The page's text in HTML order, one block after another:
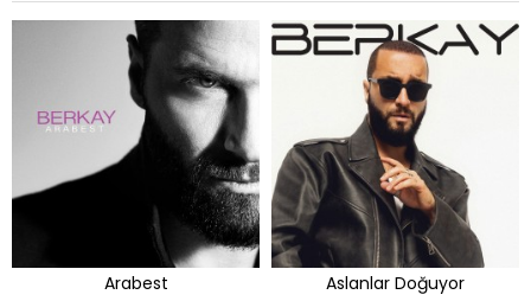
Arabest Aslanlar Doğuyor